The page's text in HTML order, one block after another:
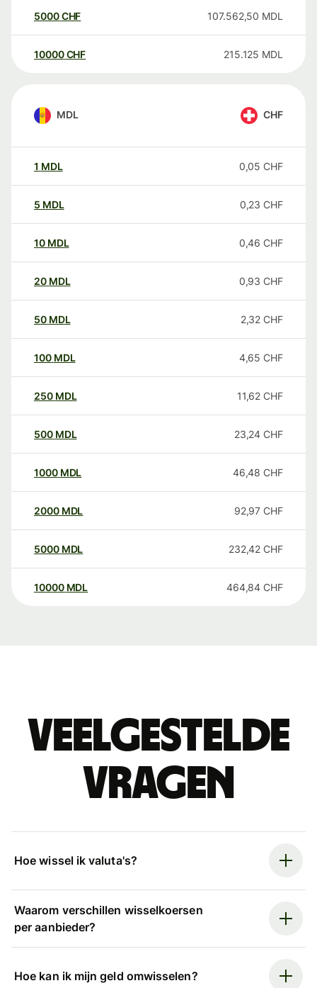
5000CHF 107.562,50 MDL
10000 CHF 215.125 MDL
MDL CHF
1 MDL 0,05 CHF
5 MDL 0,23 CHF
10 MDL 0,46 CHF
20 MDL 0,93 CHF
50 MDL 2,32 CHF
100 MDL 4,65 CHF
250 MDL 11,62 CHF
500 MDL 23,24 CHF
1000 MDL 46,48 CHF
2000 MDL 92,97 CHF
5000 MDL 232,42 CHF
10000 MDL 464,84 CHF
Veelgestelde
vragen
Hoe wissel ik valuta's?
Waarom verschillen wisselkoersen
per aanbieder?
Hoe kan ik mijn geld omwisselen?